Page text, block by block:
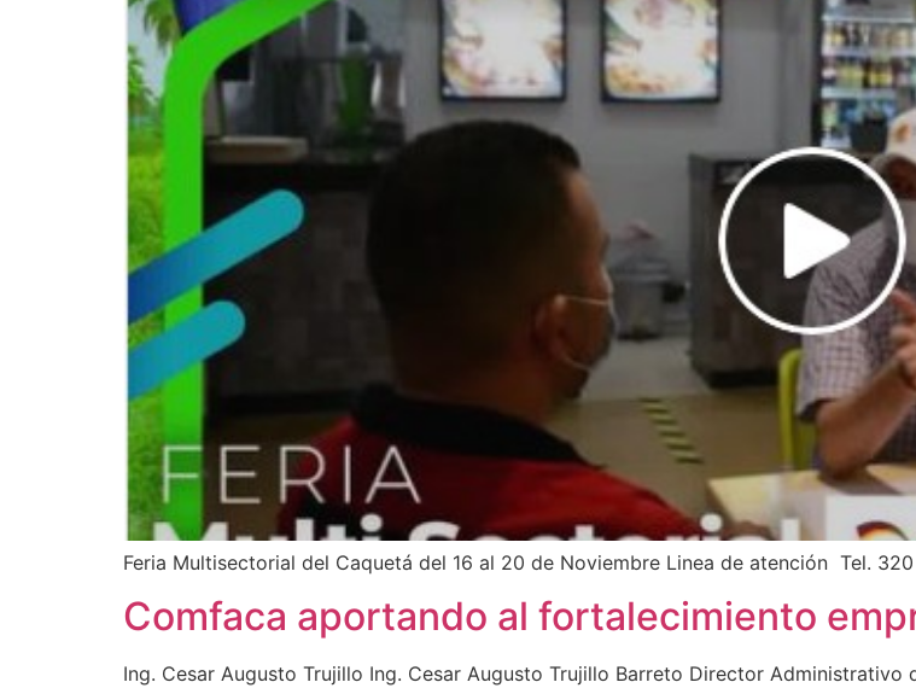
Feria Multisectorial del Caquetá del 16 al 20 de Noviembre Linea de atención Tel.
Comfaca aportando al fortalecimiento
Ing. Cesar Augusto Trujillo Ing. Cesar Augusto Trujillo Barreto Director